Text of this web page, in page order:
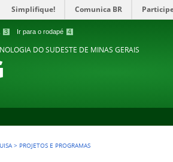
3 Ir para o rodapé 4
Simplifique! Comunica BR
DO SUDESTE DE MINAS GERAIS
> PROJETOS E PROGRAMAS